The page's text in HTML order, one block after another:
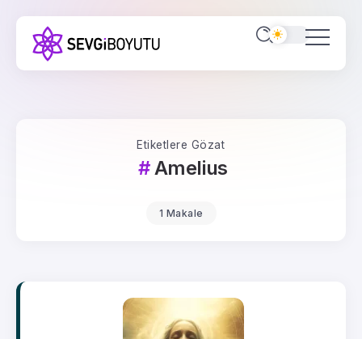
Etiketlere Gözat
Amelius
1 Makale